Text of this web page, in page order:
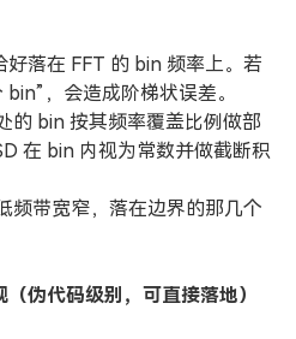
落在 FFT 的 bin 频率上。若
，会造成阶梯状误差。
的 bin 按其频率覆盖比例做部
在 bin 内视为常数并做截断积
频带宽窄，落在边界的那几个
伪代码级别，可直接落地）